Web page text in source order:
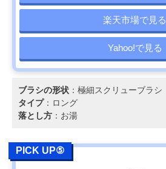
楽天市場で見る
Yahoo!で見る
ブラシの形状 ：極細スクリューブラシ
タイプ：ロング
落とし方 ：お湯
PICK UP⑤